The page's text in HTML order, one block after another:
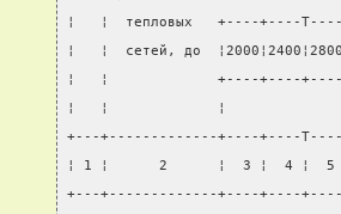
¦   ¦  тепловых   +----+----
¦   ¦  сетей, до
¦   ¦             +----+----+----
¦   ¦             ¦
+---+-------------+----+----
¦ 1 ¦      2      ¦  3 ¦  4 ¦  5 ¦
+---+-------------+----+----